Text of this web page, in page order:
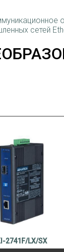
сетей
2741F/LX/SX